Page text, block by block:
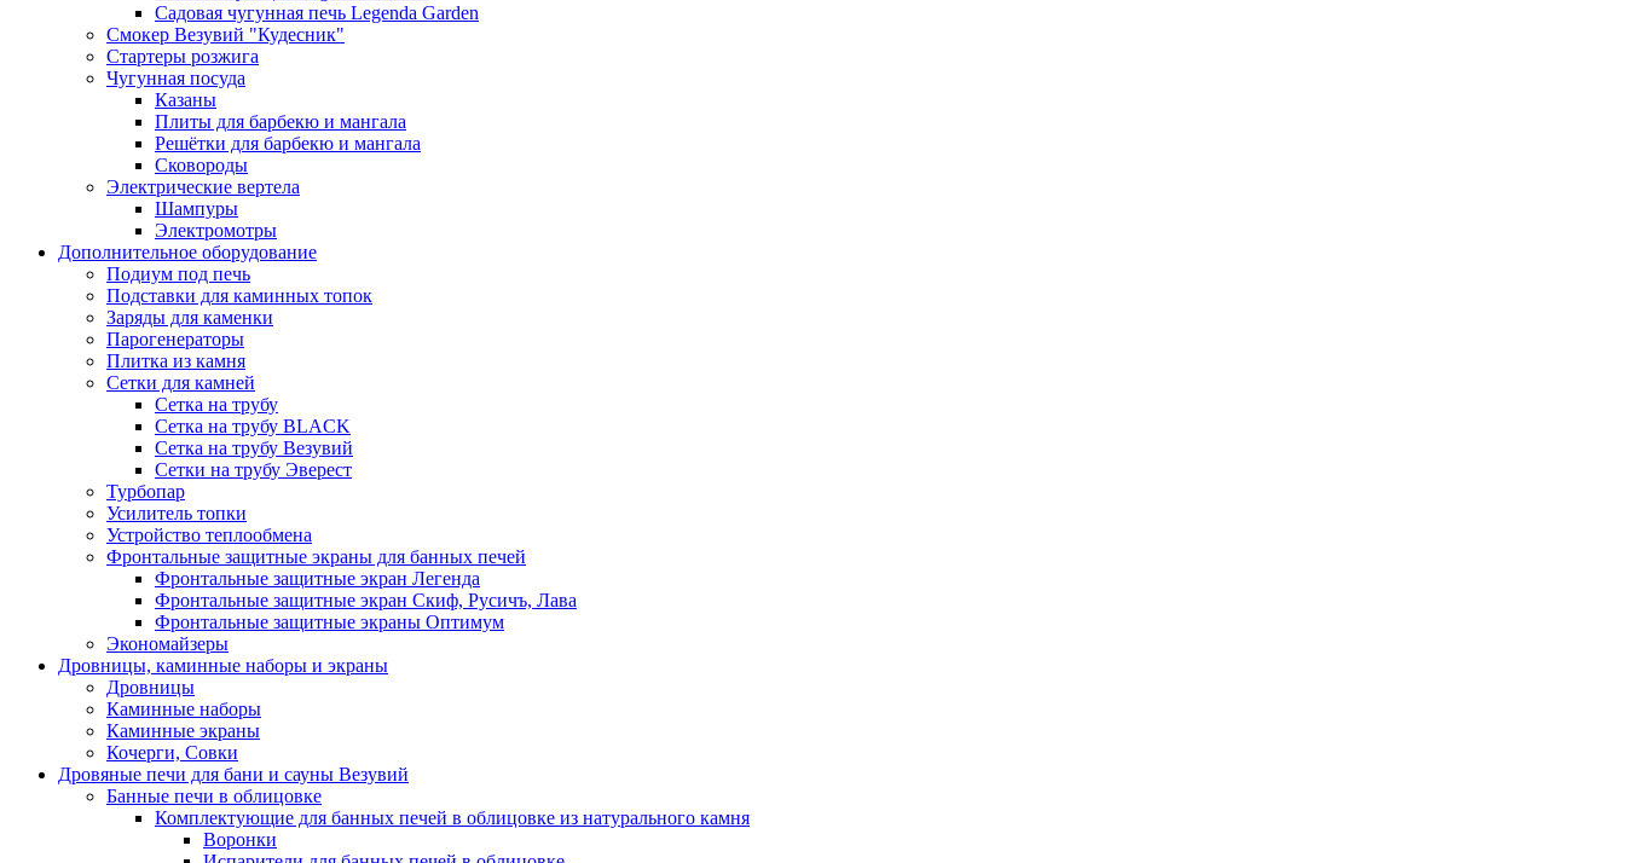
Садовая чугунная печь Legenda Garden
Смокер Везувий "Кудесник"
Стартеры розжига
Чугунная посуда
Казаны
Плиты для барбекю и мангала
Решётки для барбекю и мангала
Сковороды
Электрические вертела
Шампуры
Электромотры
Дополнительное оборудование
Подиум под печь
Подставки для каминных топок
Заряды для каменки
Парогенераторы
Плитка из камня
Сетки для камней
Сетка на трубу
Сетка на трубу BLACK
Сетка на трубу Везувий
Сетки на трубу Эверест
Турбопар
Усилитель топки
Устройство теплообмена
Фронтальные защитные экраны для банных печей
Фронтальные защитные экран Легенда
Фронтальные защитные экран Скиф, Русичъ, Лава
Фронтальные защитные экраны Оптимум
Экономайзеры
Дровницы, каминные наборы и экраны
Дровницы
Каминные наборы
Каминные экраны
Кочерги, Совки
Дровяные печи для бани и сауны Везувий
Банные печи в облицовке
Комплектующие для банных печей в облицовке из натурального камня
Воронки